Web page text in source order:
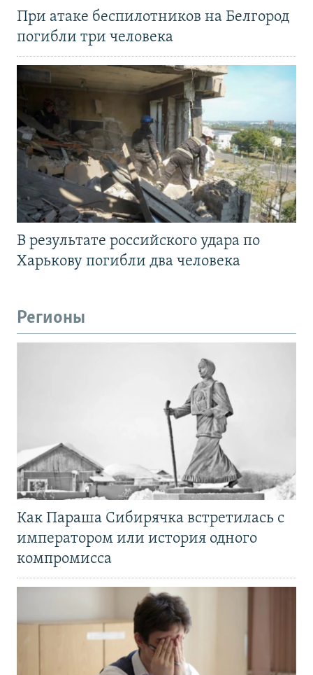
При атаке беспилотников на Белгород
погибли три человека
В результате российского удара по
Харькову погибли два человека
Регионы
Как Параша Сибирячка встретилась с
императором или история одного
компромисса